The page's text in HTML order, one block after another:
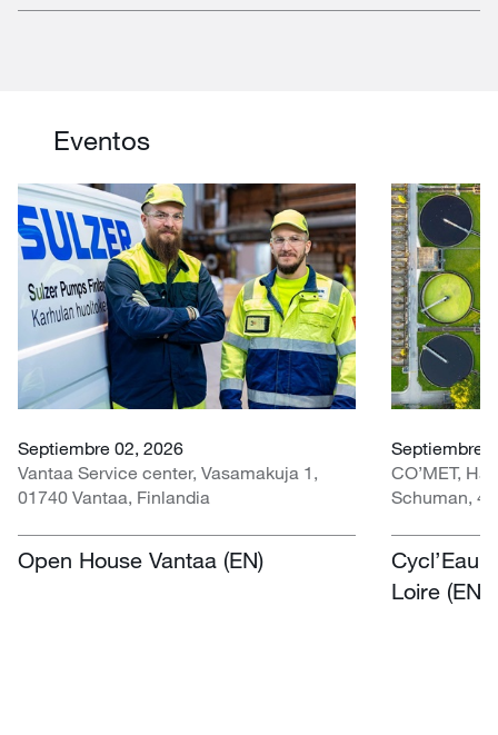
Eventos
Septiembre 02, 2026
Vantaa Service center, Vasamakuja 1,
01740 Vantaa, Finlandia
Open House Vantaa (EN)
Septiembre
CO’MET,
Schuman,
Cycl’Eau
Loire (EN)